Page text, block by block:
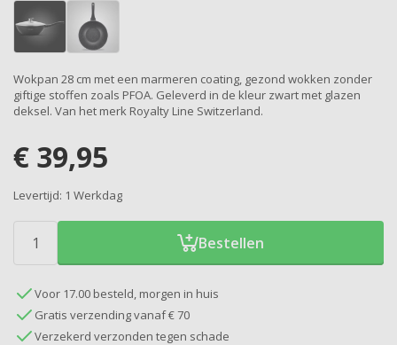
Wokpan 28 cm met een marmeren coating, gezond wokken zonder
giftige stoffen zoals PFOA. Geleverd in de kleur zwart met glazen
deksel. Van het merk Royalty Line Switzerland.
€ 39,95
Levertijd: 1 Werkdag
Bestellen
Voor 17.00 besteld, morgen in huis
Gratis verzending vanaf € 70
Verzekerd verzonden tegen schade